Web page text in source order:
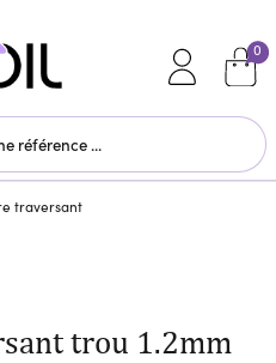
0
traversant
trou 1.2mm